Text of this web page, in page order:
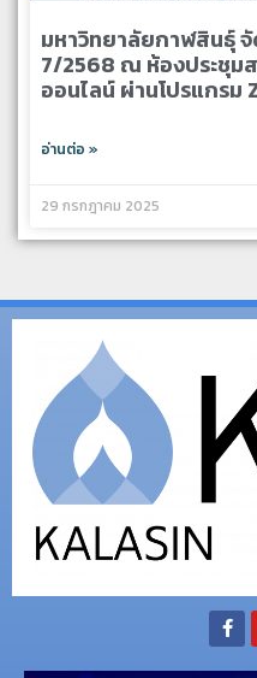
มหาวิทยาลัยกาฬสินธุ์
7/2568 ณ ห้องประชุม
ออนไลน์ ผ่านโปรแกรม
อ่านต่อ »
29 กรกฎาคม 2025